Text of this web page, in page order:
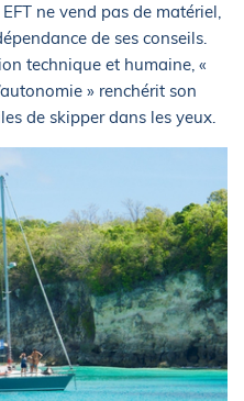
ne vend pas de matériel,
de ses conseils.
technique et humaine, «
» renchérit son
de skipper dans les yeux.